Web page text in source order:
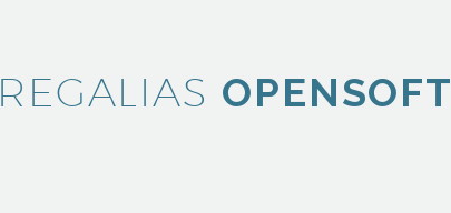
REGALIAS OPENSOFT